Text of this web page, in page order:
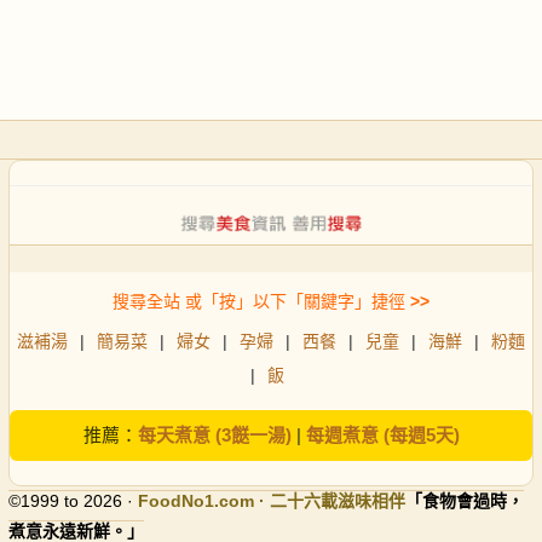
搜尋全站 或「按」以下「關鍵字」捷徑 >>
滋補湯 | 簡易菜 | 婦女 | 孕婦 | 西餐 | 兒童 | 海鮮 |
粉麵
|
飯
推薦： 每天煮意 (3餸一湯)| 每週煮意 (每週5天)
©1999 to 2026 · FoodNo1.com · 二十六載滋味相伴 「食物會過時，
煮意永遠新鮮。」